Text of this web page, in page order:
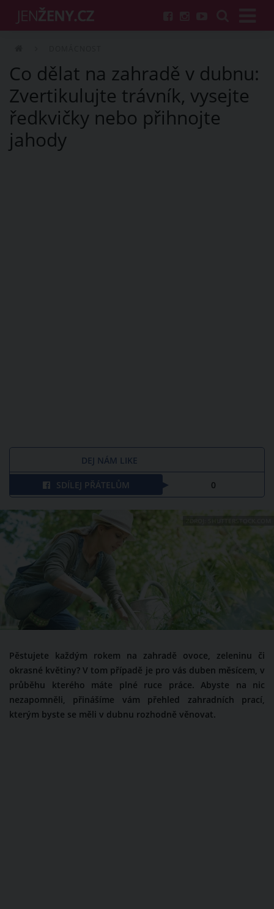
Co dělat na zahradě v dubnu:
Zvertikulujte trávník, vysejte
ředkvičky nebo přihnojte
jahody
DEJ NÁM LIKE
SDÍLEJ PŘÁTELŮM 0
Pěstujete každým rokem na zahradě ovoce, zeleninu či
okrasné květiny? V tom případě je pro vás duben měsícem, v
průběhu kterého máte plné ruce práce. Abyste na nic
nezapomněli, přinášíme vám přehled zahradních prací,
kterým byste se měli v dubnu rozhodně věnovat.